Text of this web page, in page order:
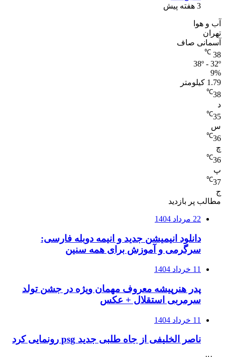
3 هفته پیش
آب و هوا
تهران
آسمانی صاف
38
℃
38º - 32º
9%
1.79 کیلومتر
38
℃
د
35
℃
س
36
℃
چ
36
℃
پ
37
℃
ج
مطالب پر بازدید
22 مرداد 1404
دانلود انیمیشن جدید و انیمه دوبله فارسی:
سرگرمی و آموزش برای همه سنین
11 خرداد 1404
پدر هنرپیشه معروف مهمان ویژه در جشن تولد
سرمربی استقلال + عکس
11 خرداد 1404
ناصر الخلیفی از جاه طلبی جدید psg رونمایی کرد